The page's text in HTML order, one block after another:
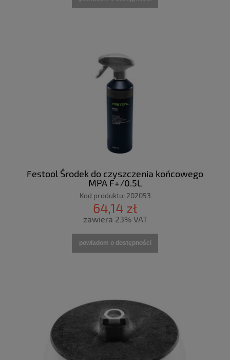
Festool Środek do czyszczenia końcowego
MPA F+/0,5L
Kod produktu: 202053
64,14 zł
zawiera 23% VAT
powiadom o dostępności